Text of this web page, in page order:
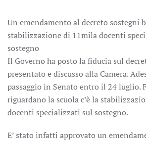
Un emendamento al decreto sostegni
stabilizzazione di 11mila docenti
sostegno
Il Governo ha posto la fiducia sul
presentato e discusso alla Camera.
passaggio in Senato entro il 24 luglio.
riguardano la scuola c’è la
docenti specializzati sul sostegno.
E’ stato infatti approvato un